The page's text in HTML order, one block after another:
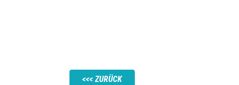
ZURÜCK